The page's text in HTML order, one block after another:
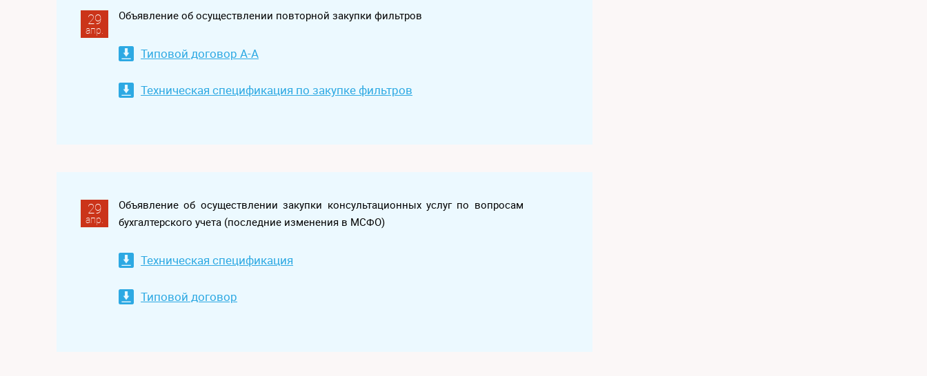
29
апр.
Объявление об осуществлении повторной закупки фильтров
Типовой договор А-А
Техническая спецификация по закупке фильтров
29
апр.
Объявление об осуществлении закупки консультационных услуг по вопросам
бухгалтерского учета (последние изменения в МСФО)
Техническая спецификация
Типовой договор